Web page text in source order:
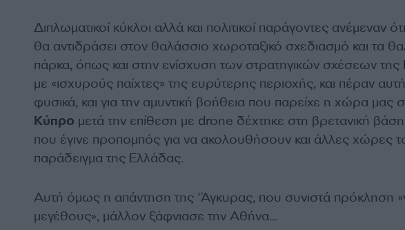
Διπλωματικοί κύκλοι αλλά και πολιτικοί παράγοντες ανέμεναν
θα αντιδράσει στον θαλάσσιο χωροταξικό σχεδιασμό και τα
πάρκα, όπως και στην ενίσχυση των στρατηγικών σχέσεων
με «ισχυρούς παίχτες» της ευρύτερης περιοχής, και πέραν
φυσικά, και για την αμυντική βοήθεια που παρείχε η χώρα μας
Κύπρο μετά την επίθεση με drone δέχτηκε στη βρετανική βάση
που έγινε προπομπός για να ακολουθήσουν και άλλες χώρες
παράδειγμα της Ελλάδας.
Αυτή όμως η απάντηση της ‘Άγκυρας, που συνιστά πρόκληση
μεγέθους», μάλλον ξάφνιασε την Αθήνα…